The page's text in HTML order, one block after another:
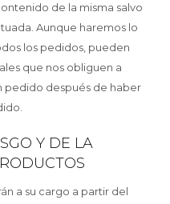
de la misma salvo
Aunque haremos lo
los pedidos, pueden
que nos obliguen a
pedido después de haber
Y DE LA
a su cargo a partir del